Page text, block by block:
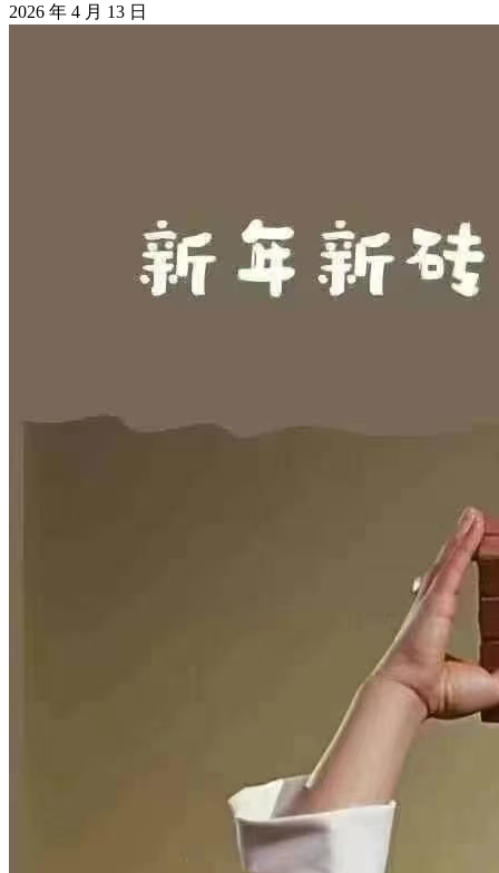
2026 年 4 月 13 日